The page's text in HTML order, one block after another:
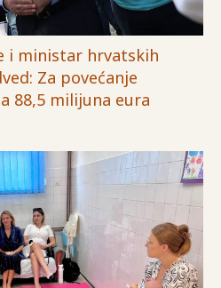
i ministar hrvatskih
Za povećanje
88,5 milijuna eura